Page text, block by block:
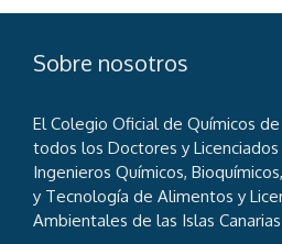
Sobre nosotros
El Colegio Oficial de Químicos de
todos los Doctores y Licenciados
Ingenieros Químicos,
y Tecnología de Alimentos y
Ambientales de las Islas